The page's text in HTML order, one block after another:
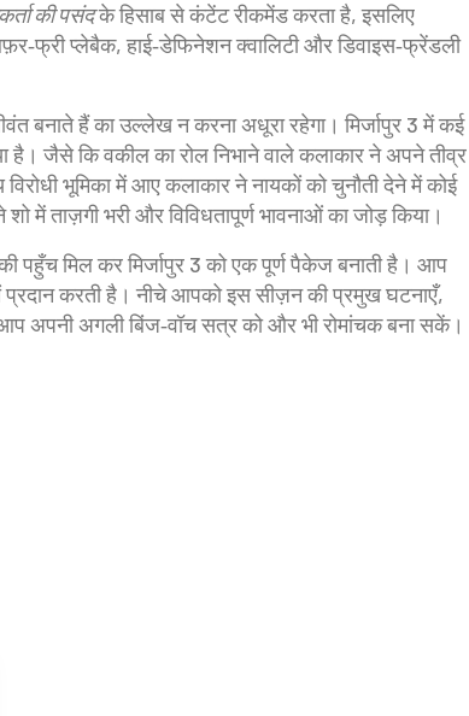
की पसंदके हिसाब से कंटेंट रीकमेंड करता है, इसलिए
प्लेबैक, हाई‑डेफिनेशन क्वालिटी और डिवाइस‑फ्रेंडली
बनाते हैंका उल्लेख न करना अधूरा रहेगा। मिर्जापुर 3 में कई
है। जैसे कि वकील का रोल निभाने वाले कलाकार ने अपने तीव्र
भूमिका में आए कलाकार ने नायकों को चुनौती देने में कोई
में ताज़गी भरी और विविधतापूर्ण भावनाओं का जोड़ किया।
पहुँच मिल कर मिर्जापुर 3 को एक पूर्ण पैकेज बनाती है। आप
प्रदान करती है। नीचे आपको इस सीज़न की प्रमुख घटनाएँ,
अपनी अगली बिंज‑वॉच सत्र को और भी रोमांचक बना सकें।